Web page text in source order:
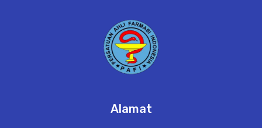
Alamat